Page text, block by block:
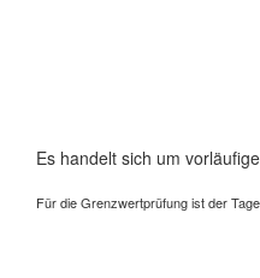
Es handelt sich um
Für die Grenzwertprüfung ist der